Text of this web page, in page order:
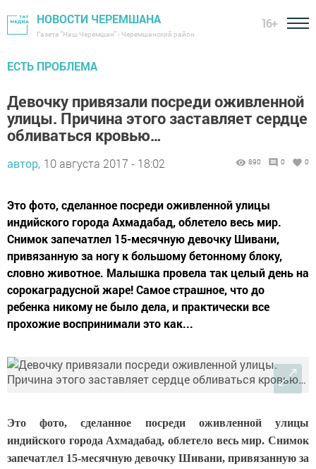
НОВОСТИ ЧЕРЕМШАНА
Газета "Наш Черемшан" - Черемшанский район
16+
ЕСТЬ ПРОБЛЕМА
Девочку привязали посреди оживленной
улицы. Причина этого заставляет сердце
обливаться кровью…
автор, 10 августа 2017 - 18:02 890 0 0
Это фото, сделанное посреди оживленной улицы
индийского города Ахмадабад, облетело весь мир.
Снимок запечатлел 15-месячную девочку Шивани,
привязанную за ногу к большому бетонному блоку,
словно животное. Малышка провела так целый день на
сорокаградусной жаре! Самое страшное, что до
ребенка никому не было дела, и практически все
прохожие воспринимали это как...
Это фото, сделанное посреди оживленной улицы
индийского города Ахмадабад, облетело весь мир. Снимок
запечатлел 15-месячную девочку Шивани, привязанную за